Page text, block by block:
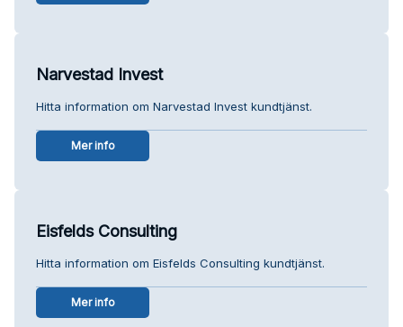
Narvestad Invest
Hitta information om Narvestad Invest kundtjänst.
Mer info
Eisfelds Consulting
Hitta information om Eisfelds Consulting kundtjänst.
Mer info